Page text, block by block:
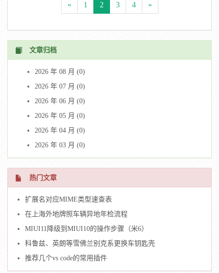
« 1 2 3 4 »
文章归档
2026 年 08 月 (0)
2026 年 07 月 (0)
2026 年 06 月 (0)
2026 年 05 月 (0)
2026 年 04 月 (0)
2026 年 03 月 (0)
热门文章
扩展名对应MIME类型速查表
在上海外地牌照车辆异地年检流程
MIUI11降级到MIUI10的操作步骤（米6）
科鲁兹、英朗等雪佛兰别克系更换车钥匙壳
推荐几个vs code的常用插件